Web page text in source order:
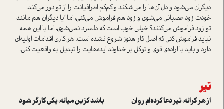
دیگران می‌شود و دل آن‌ها را می‌شکند و کم‌کم اطرافیانت را از تو دور می‌کند.
خودت زود عصبانی می‌شوی و زود هم فراموش می‌کنی، اما آیا دیگران هم مانند
تو زود فراموش می‌کنند؟ خیلی خوب است که دلسرد نمی‌شوی، اما با این همه
نباید فراموش کنی که اصل کار هنوز شروع نشده است. هر کاری اقدامات اولیه‌ای
دارد و باید با اراده‌ی قوی و توکل بر خداوند ایده‌هایت را تبدیل به واقعیت کنی.
تیر
از هر کرانه، تیر دعا کرده‌ام روان باشد کزین میانه، یکی کارگر شود